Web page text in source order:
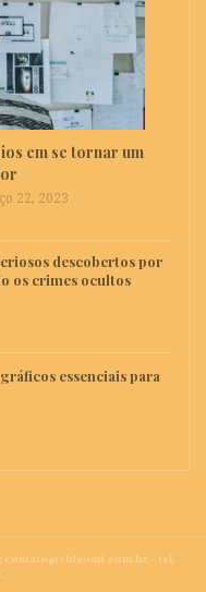
em se tornar um
22, 2023
descobertos por
os crimes ocultos
essenciais para
contato@chiaomi.com.br - tel.